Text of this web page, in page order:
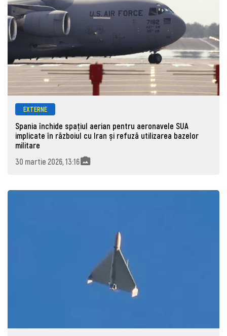
EXTERNE
Spania închide spațiul aerian pentru aeronavele SUA
implicate în războiul cu Iran și refuză utilizarea bazelor
militare
30 martie 2026, 13:16